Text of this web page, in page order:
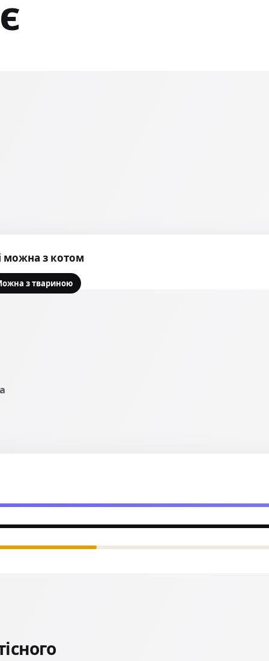
можна з котом
з твариною